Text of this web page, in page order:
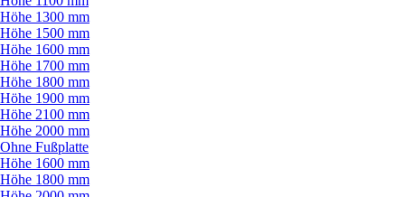
Höhe 1300 mm
Höhe 1500 mm
Höhe 1600 mm
Höhe 1700 mm
Höhe 1800 mm
Höhe 1900 mm
Höhe 2100 mm
Höhe 2000 mm
Ohne Fußplatte
Höhe 1600 mm
Höhe 1800 mm